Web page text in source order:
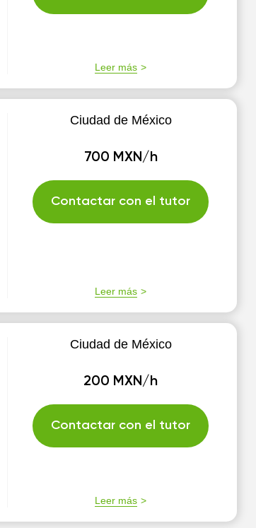
Leer más
Ciudad de México
700 MXN/h
Contactar con el tutor
Leer más
Ciudad de México
200 MXN/h
Contactar con el tutor
Leer más